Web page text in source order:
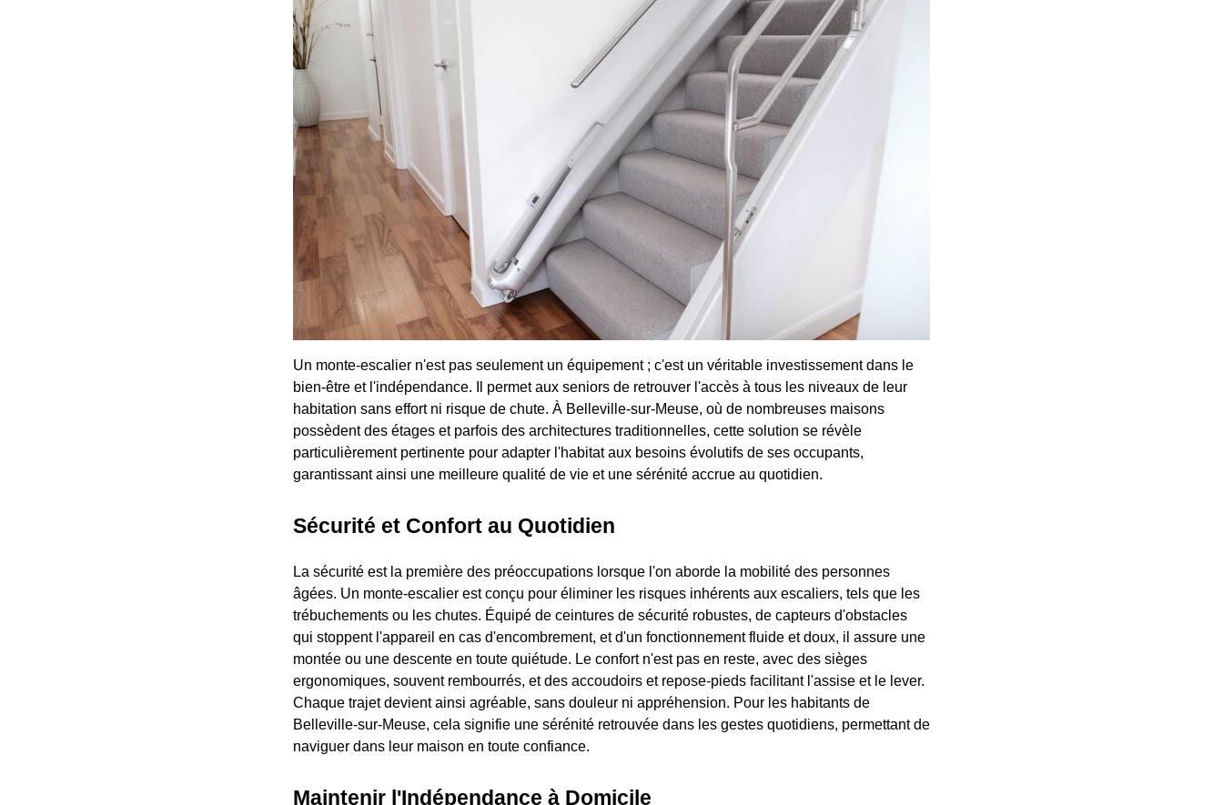
Un monte-escalier n'est pas seulement un équipement ; c'est un véritable investissement dans le
bien-être et l'indépendance. Il permet aux seniors de retrouver l'accès à tous les niveaux de leur
habitation sans effort ni risque de chute. À Belleville-sur-Meuse, où de nombreuses maisons
possèdent des étages et parfois des architectures traditionnelles, cette solution se révèle
particulièrement pertinente pour adapter l'habitat aux besoins évolutifs de ses occupants,
garantissant ainsi une meilleure qualité de vie et une sérénité accrue au quotidien.
Sécurité et Confort au Quotidien
La sécurité est la première des préoccupations lorsque l'on aborde la mobilité des personnes
âgées. Un monte-escalier est conçu pour éliminer les risques inhérents aux escaliers, tels que les
trébuchements ou les chutes. Équipé de ceintures de sécurité robustes, de capteurs d'obstacles
qui stoppent l'appareil en cas d'encombrement, et d'un fonctionnement fluide et doux, il assure une
montée ou une descente en toute quiétude. Le confort n'est pas en reste, avec des sièges
ergonomiques, souvent rembourrés, et des accoudoirs et repose-pieds facilitant l'assise et le lever.
Chaque trajet devient ainsi agréable, sans douleur ni appréhension. Pour les habitants de
Belleville-sur-Meuse, cela signifie une sérénité retrouvée dans les gestes quotidiens, permettant de
naviguer dans leur maison en toute confiance.
Maintenir l'Indépendance à Domicile